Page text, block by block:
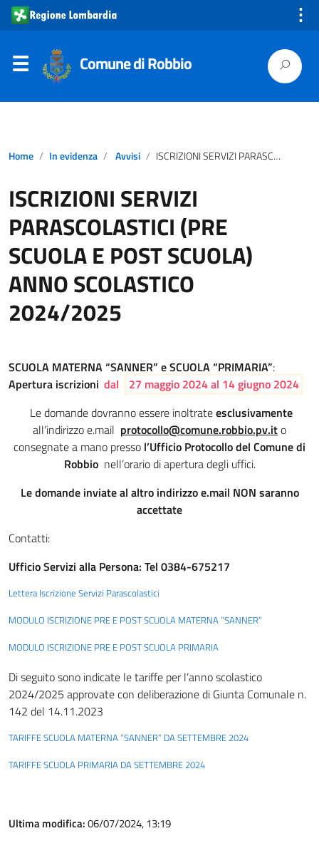
⋮
Comune di Robbio
Home In evidenza Avvisi ISCRIZIONI SERVIZI PARASCOLASTICI (PRE SCUOLA E POST SCUOLA) ANNO SCOLASTICO 2024/2025
ISCRIZIONI SERVIZI
PARASCOLASTICI (PRE
SCUOLA E POST SCUOLA)
ANNO SCOLASTICO
2024/2025
SCUOLA MATERNA “SANNER” e SCUOLA “PRIMARIA”:
Apertura iscrizioni dal
27 maggio 2024 al 14 giugno 2024
Le domande dovranno essere inoltrateesclusivamente
all’indirizzo e.mail protocollo@comune.robbio.pv.ito
consegnate a mano presso l’Ufficio Protocollo del Comune di
Robbionell’orario di apertura degli uffici.
Le domande inviate al altro indirizzo e.mail NON saranno
accettate
Contatti:
Ufficio Servizi alla Persona: Tel 0384-675217
Lettera Iscrizione Servizi Parascolastici
MODULO ISCRIZIONE PRE E POST SCUOLA MATERNA “SANNER”
MODULO ISCRIZIONE PRE E POST SCUOLA PRIMARIA
Di seguito sono indicate le tariffe per l’anno scolastico
2024/2025 approvate con deliberazione di Giunta Comunale n.
142 del 14.11.2023
TARIFFE SCUOLA MATERNA “SANNER” DA SETTEMBRE 2024
TARIFFE SCUOLA PRIMARIA DA SETTEMBRE 2024
Ultima modifica:06/07/2024, 13:19